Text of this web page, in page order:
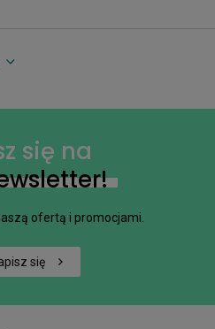
się na
ofertą i promocjami.
się